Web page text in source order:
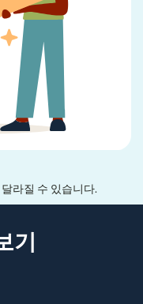
라질 수 있습니다.
기